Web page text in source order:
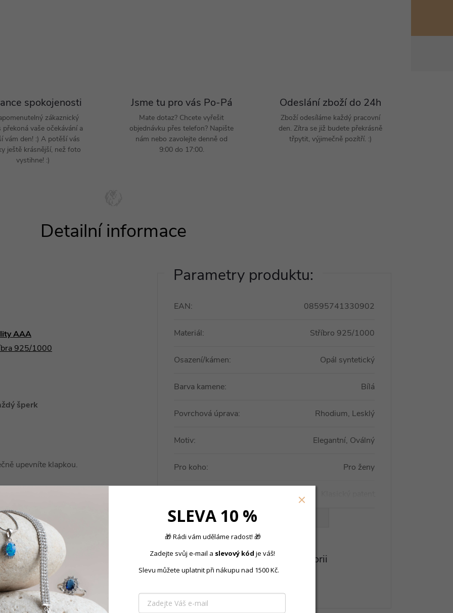
spokojenosti
zákaznický
překoná vaše očekávání a
vám den! :) A potěší vás
ještě krásnější, než foto
vystihne! :)
Jsme tu pro vás Po-Pá
Mate dotaz? Chcete vyřešit
objednávku přes telefon? Napište
nám nebo zavolejte denně od
9:00 do 17:00.
Odeslání zboží do 24h
Zboží odesíláme každý pracovní
den. Zítra se již budete překrásně
třpytit, výjimečně pozítří. :)
AAA
925/1000
šperk
upevníte klapkou.
takdokonalý
přívěsky.
Parametry produktu:
EAN: 08595741330902
Materiál: Stříbro 925/1000
Osazení/kámen: Opál syntetický
Barva kamene: Bílá
Povrchová úprava: Rhodium, Lesklý
Motiv: Elegantní, Oválný
Pro koho: Pro ženy
VŠECHNY PARAMETRY
Produkt naleznete v této kategorii
SLEVA 10 %
🎁 Rádi vám uděláme radost! 🎁
Zadejte svůj e-mail a slevový kód je váš!
Slevu můžete uplatnit při nákupu nad 1500 Kč.